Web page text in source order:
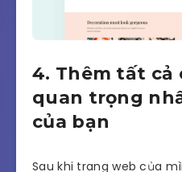
4. Thêm tất cả
quan trọng
của bạn
Sau khi trang web của